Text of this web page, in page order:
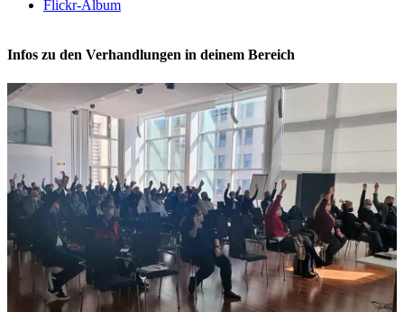
Flickr-Album
Infos zu den Verhandlungen in deinem Bereich